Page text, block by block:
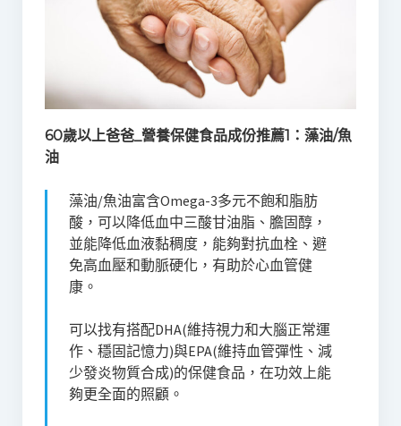
60歲以上爸爸_營養保健食品成份推薦1：藻油/魚
油
藻油/魚油富含Omega-3多元不飽和脂肪
酸，可以降低血中三酸甘油脂、膽固醇，
並能降低血液黏稠度，能夠對抗血栓、避
免高血壓和動脈硬化，有助於心血管健
康。
可以找有搭配DHA(維持視力和大腦正常運
作、穩固記憶力)與EPA(維持血管彈性、減
少發炎物質合成)的保健食品，在功效上能
夠更全面的照顧。